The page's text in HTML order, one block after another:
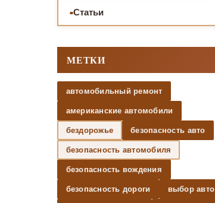
Статьи
МЕТКИ
автомобильный ремонт
американские автомобили
бездорожье безопасность авто
безопасность автомобиля
безопасность вождения
безопасность дороги выбор авто